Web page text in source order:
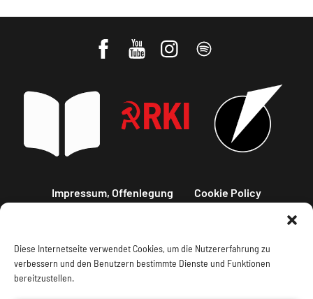
Diese Internetseite verwendet Cookies, um die Nutzererfahrung zu
verbessern und den Benutzern bestimmte Dienste und Funktionen
bereitzustellen.
Impressum, Offenlegung Cookie Policy